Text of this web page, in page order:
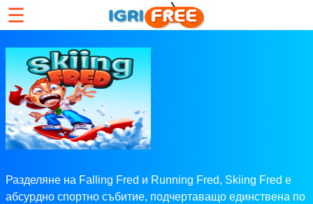
☰
Разделяне на Falling Fred и Running Fred, Skiing Fred е
абсурдно спортно събитие, подчертаващо единствена по